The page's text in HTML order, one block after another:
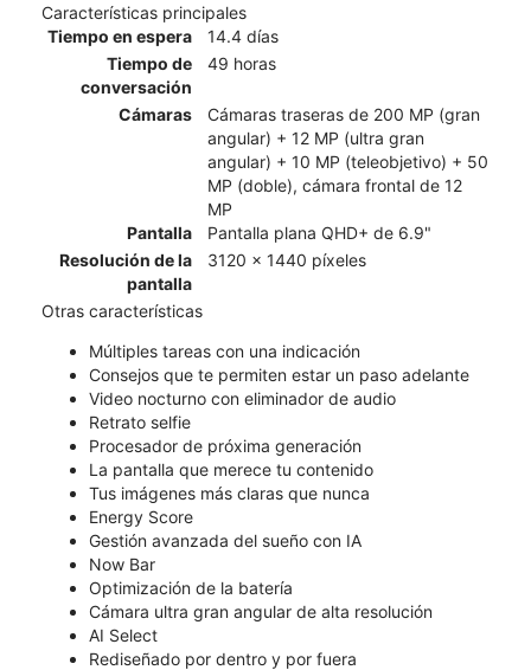
Características principales
Tiempo en espera
14.4 días
Tiempo de
conversación
49 horas
Cámaras
Cámaras traseras de 200 MP (gran
angular) + 12 MP (ultra gran
angular) + 10 MP (teleobjetivo) + 50
MP (doble), cámara frontal de 12
MP
Pantalla
Pantalla plana QHD+ de 6.9"
Resolución de la
pantalla
3120 x 1440 píxeles
Otras características
Múltiples tareas con una indicación
Consejos que te permiten estar un paso adelante
Video nocturno con eliminador de audio
Retrato selfie
Procesador de próxima generación
La pantalla que merece tu contenido
Tus imágenes más claras que nunca
Energy Score
Gestión avanzada del sueño con IA
Now Bar
Optimización de la batería
Cámara ultra gran angular de alta resolución
AI Select
Rediseñado por dentro y por fuera